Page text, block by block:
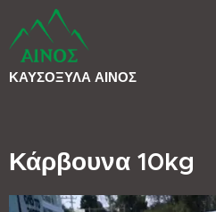
ΚΑΥΣΟΞΥΛΑ ΑΙΝΟΣ
Κάρβουνα 10kg